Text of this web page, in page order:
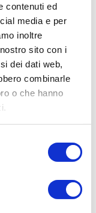
contenuti ed
media e per
inoltre
sito con i
dei dati web,
combinarle
o che hanno
eccezionale, con
e della fase
canali di
di ingresso
gamma di
e sbilanciati.
sistema
di